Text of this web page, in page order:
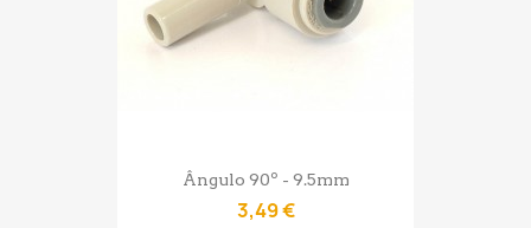
Ângulo 90º - 9.5mm
3,49 €